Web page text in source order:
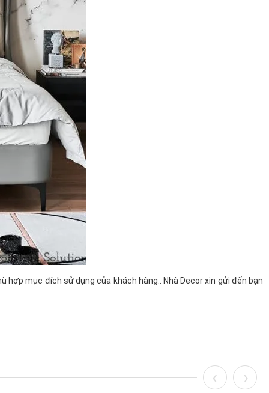
mục đích sử dụng của khách hàng.. Nhà Decor xin gửi đến bạn